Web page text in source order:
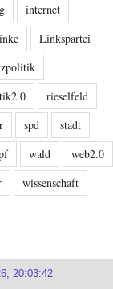
internet
Linkspartei
rieselfeld
spd
stadt
wald
web2.0
wissenschaft
20:03:42